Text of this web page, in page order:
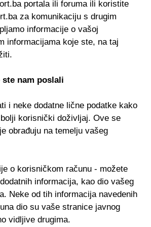
portala ili foruma ili koristite
za komunikaciju s drugim
informacije o vašoj
informacijama koje ste, na taj
ste nam poslali
i neke dodatne lične podatke kako
korisnički doživljaj. Ove se
obrađuju na temelju vašeg
o korisničkom računu - možete
informacija, kao dio vašeg
Neke od tih informacija navedenih
dio su vaše stranice javnog
vidljive drugima.